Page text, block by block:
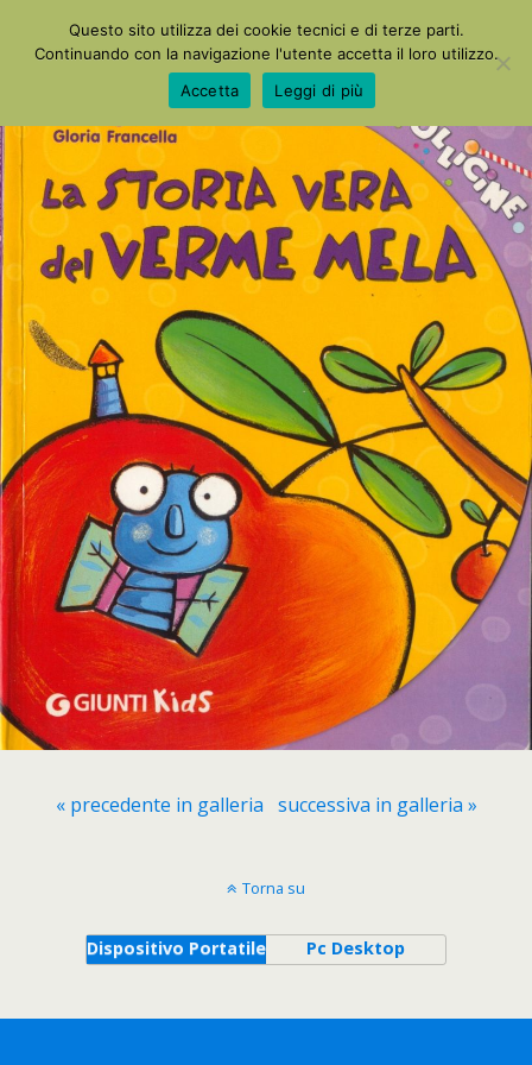
La Mia Maestra
« precedente in galleria successiva in galleria »
Torna su
Dispositivo Portatile Pc Desktop
Questo sito utilizza dei cookie tecnici e di terze parti.
Continuando con la navigazione l'utente accetta il loro utilizzo.
Accetta
Leggi di più